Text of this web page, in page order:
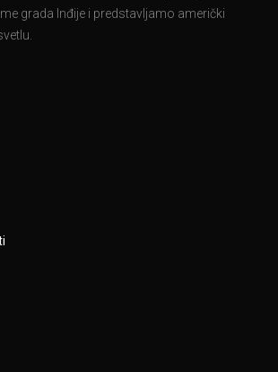
grada Inđije i predstavljamo američki